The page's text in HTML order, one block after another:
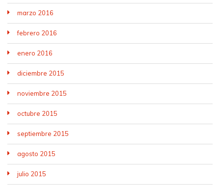
marzo 2016
febrero 2016
enero 2016
diciembre 2015
noviembre 2015
octubre 2015
septiembre 2015
agosto 2015
julio 2015